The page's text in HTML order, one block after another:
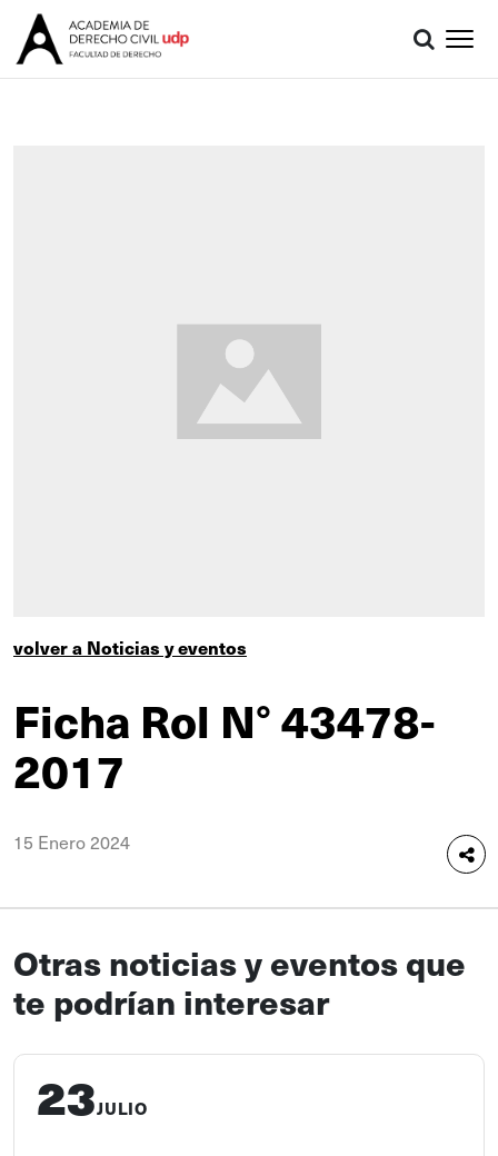
volver a Noticias y eventos
Ficha Rol N° 43478-
2017
15 Enero 2024
Otras noticias y eventos que
te podrían interesar
23JULIO